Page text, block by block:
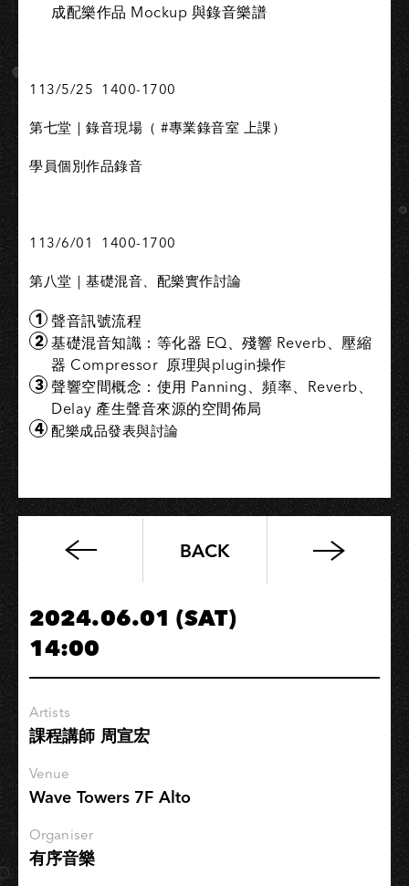
成配樂作品 Mockup 與錄音樂譜
113/5/25 1400-1700
第七堂｜錄音現場（ #專業錄音室 上課）
學員個別作品錄音
113/6/01 1400-1700
第八堂｜基礎混音、配樂實作討論
聲音訊號流程
基礎混音知識：等化器 EQ、殘響 Reverb、壓縮
器 Compressor 原理與plugin操作
聲響空間概念：使用 Panning、頻率、Reverb、
Delay 產生聲音來源的空間佈局
配樂成品發表與討論
深
音
樂
讀
譜
13
多
第
五
BACK
2024.06.01 (SAT)
14:00
Artists
課程講師 周宣宏
Venue
Wave Towers 7F Alto
Organiser
有序音樂